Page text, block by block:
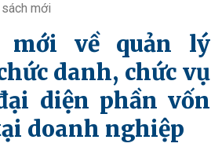
mới
mới về quản lý
danh, chức vụ
diện phần vốn
doanh nghiệp